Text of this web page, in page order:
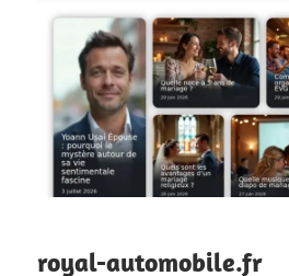
royal-automobile.fr